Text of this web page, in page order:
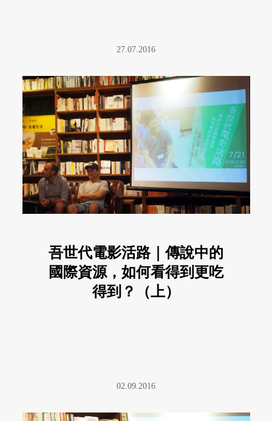
27.07.2016
吾世代電影活路｜傳說中的
國際資源，如何看得到更吃
得到？（上）
02.09.2016